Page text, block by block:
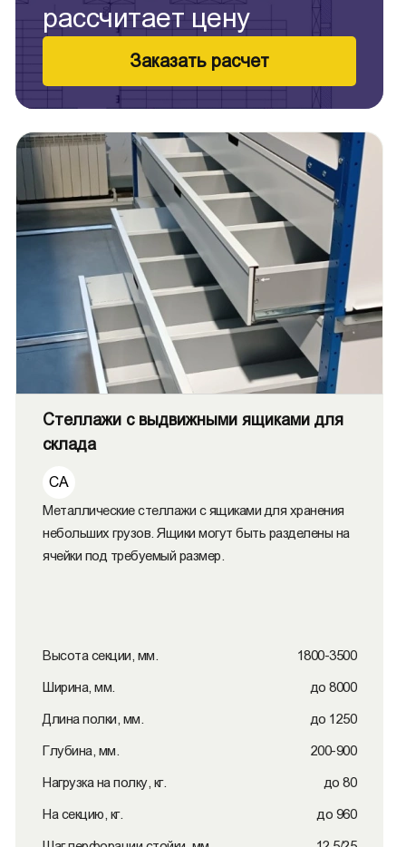
рассчитает цену
Заказать расчет
Стеллажи с выдвижными ящиками для
склада
СА
Металлические стеллажи с ящиками для хранения
небольших грузов. Ящики могут быть разделены на
ячейки под требуемый размер.
Высота секции, мм. 1800-3500
Ширина, мм. до 8000
Длина полки, мм. до 1250
Глубина, мм. 200-900
Нагрузка на полку, кг. до 80
На секцию, кг. до 960